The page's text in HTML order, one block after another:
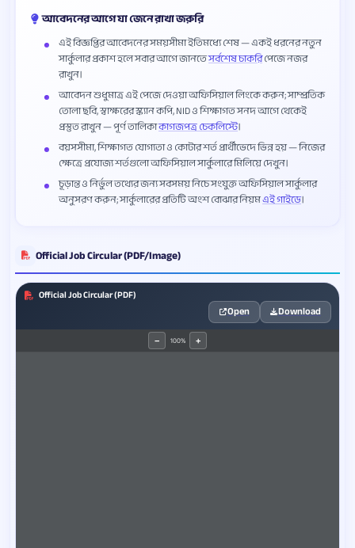
আবেদনের আগে যা জেনে রাখা জরুরি
এই বিজ্ঞপ্তির আবেদনের সময়সীমা ইতিমধ্যে শেষ — একই ধরনের নতুন
সার্কুলার প্রকাশ হলে সবার আগে জানতেসর্বশেষ চাকরিপেজে নজর
রাখুন।
আবেদন শুধুমাত্র এই পেজে দেওয়া অফিসিয়াল লিংকে করুন; সাম্প্রতিক
তোলা ছবি, স্বাক্ষরের স্ক্যান কপি, NID ও শিক্ষাগত সনদ আগে থেকেই
প্রস্তুত রাখুন — পূর্ণ তালিকাকাগজপত্র চেকলিস্টে।
বয়সসীমা, শিক্ষাগত যোগ্যতা ও কোটার শর্ত প্রার্থীভেদে ভিন্ন হয় — নিজের
ক্ষেত্রে প্রযোজ্য শর্তগুলো অফিসিয়াল সার্কুলারে মিলিয়ে দেখুন।
চূড়ান্ত ও নির্ভুল তথ্যের জন্য সবসময় নিচে সংযুক্ত অফিসিয়াল সার্কুলার
অনুসরণ করুন; সার্কুলারের প্রতিটি অংশ বোঝার নিয়মএই গাইডে।
Official Job Circular (PDF/Image)
Official Job Circular (PDF)
Open Download
− 100% +